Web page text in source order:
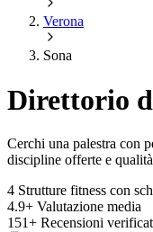
Verona
Sona
Direttorio
Cerchi una palestra con
discipline offerte e
4 Strutture fitness con
4.9+ Valutazione media
151+ Recensioni